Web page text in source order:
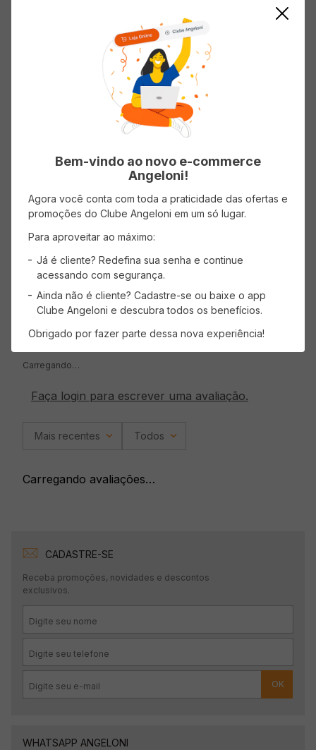
Skol Pilsen é uma típica cerveja clara, com sabor
leve e suave. Seu teor de amargor é menos
acentuado e seu teor alcoólico é médio. Por ser
leve e refrescante, é perfeita para curtir mais
rolês com a galera.
Informações do Produto
Origem
Nacional
Pilsen
País de Origem
Brasil
Embalagem
Avaliações
Carregando…
Faça login para escrever uma avaliação.
Mais recentes Todos
Carregando avaliações…
CADASTRE-SE
Receba promoções, novidades e descontos
exclusivos.
OK
WHATSAPP ANGELONI
Bem-vindo ao novo e-commerce
Angeloni!
Agora você conta com toda a praticidade das ofertas e
promoções do Clube Angeloni em um só lugar.
Para aproveitar ao máximo:
Já é cliente? Redefina sua senha e continue
acessando com segurança.
Ainda não é cliente? Cadastre-se ou baixe o app
Clube Angeloni e descubra todos os benefícios.
Obrigado por fazer parte dessa nova experiência!